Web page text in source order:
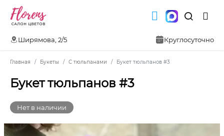
Ширямова, 2/5 Круглосуточно
Главная Букеты С тюльпанами Букет тюльпанов #3
Букет тюльпанов #3
Нет в наличии